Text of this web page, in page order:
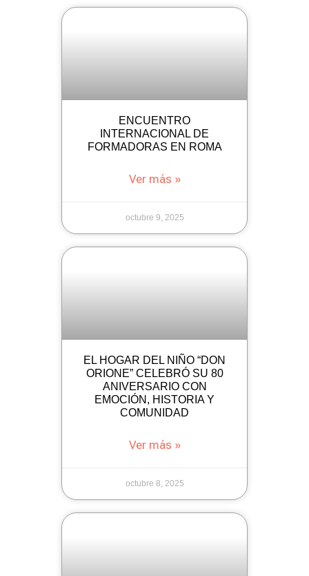
ENCUENTRO
INTERNACIONAL DE
FORMADORAS EN ROMA
Ver más »
octubre 9, 2025
EL HOGAR DEL NIÑO “DON
ORIONE” CELEBRÓ SU 80
ANIVERSARIO CON
EMOCIÓN, HISTORIA Y
COMUNIDAD
Ver más »
octubre 8, 2025